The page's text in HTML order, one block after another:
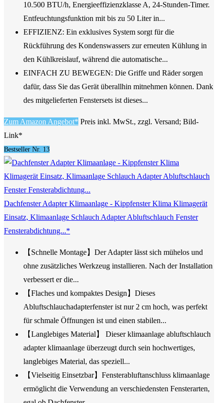
10.500 BTU/h, Energieeffizienzklasse A, 24-Stunden-Timer.
Entfeuchtungsfunktion mit bis zu 50 Liter in...
EFFIZIENZ: Ein exklusives System sorgt für die
Rückführung des Kondenswassers zur erneuten Kühlung in
den Kühlkreislauf, während die automatische...
EINFACH ZU BEWEGEN: Die Griffe und Räder sorgen
dafür, dass Sie das Gerät überallhin mitnehmen können. Dank
des mitgelieferten Fenstersets ist dieses...
Zum Amazon Angebot* Preis inkl. MwSt., zzgl. Versand; Bild-
Link*
Bestseller Nr. 13
Dachfenster Adapter Klimaanlage - Kippfenster Klima Klimagerät
Einsatz, Klimaanlage Schlauch Adapter Abluftschlauch Fenster
Fensterabdichtung...*
【Schnelle Montage】Der Adapter lässt sich mühelos und
ohne zusätzliches Werkzeug installieren. Nach der Installation
verbessert er die...
【Flaches und kompaktes Design】Dieses
Abluftschlauchadapterfenster ist nur 2 cm hoch, was perfekt
für schmale Öffnungen ist und einen stabilen...
【Langlebiges Material】 Dieser klimaanlage abluftschlauch
adapter klimaanlage überzeugt durch sein hochwertiges,
langlebiges Material, das speziell...
【Vielseitig Einsetzbar】Fensterabluftanschluss klimaanlage
ermöglicht die Verwendung an verschiedensten Fensterarten,